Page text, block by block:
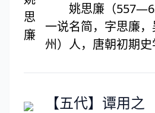
性，他走遍了深山
分重视民间的医疗
访，及时记录下来
本草》。公元682年
姚思廉（
一说名简，字思廉
州）人，唐朝初期
富，有《汉书训纂
【五代】谭用之